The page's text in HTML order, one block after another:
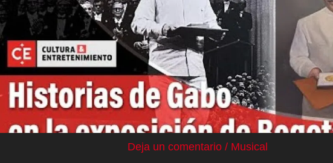
Deja un comentario / Musical